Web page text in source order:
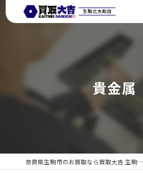
貴金属
奈良県生駒市のお買取なら買取大吉 生駒北大和店